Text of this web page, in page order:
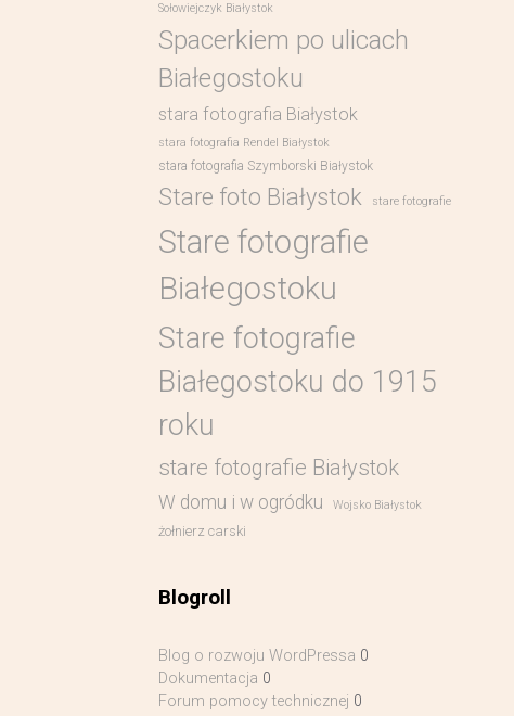
Sołowiejczyk Białystok
Spacerkiem po ulicach
Białegostoku
stara fotografia Białystok
stara fotografia Rendel Białystok
stara fotografia Szymborski Białystok
Stare foto Białystok stare fotografie
Stare fotografie
Białegostoku
Stare fotografie
Białegostoku do 1915
roku
stare fotografie Białystok
W domu i w ogródku Wojsko Białystok
żołnierz carski
Blogroll
Blog o rozwoju WordPressa 0
Dokumentacja 0
Forum pomocy technicznej 0